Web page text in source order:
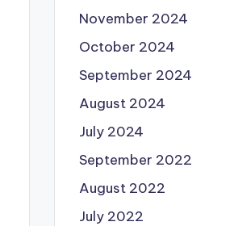
November 2024
October 2024
September 2024
August 2024
July 2024
September 2022
August 2022
July 2022